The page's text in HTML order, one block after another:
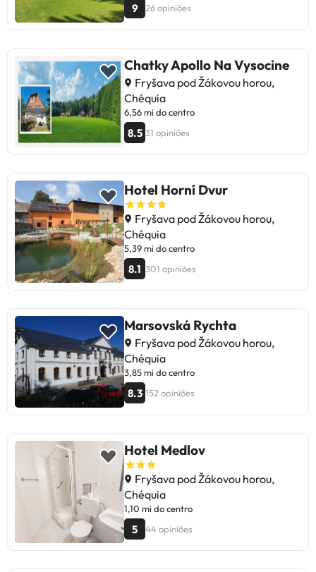
9 26 opiniões
Chatky Apollo Na Vysocine
Fryšava pod Žákovou horou,
Chéquia
6,56 mi do centro
8.5 31 opiniões
Hotel Horní Dvur
Fryšava pod Žákovou horou,
Chéquia
5,39 mi do centro
8.1 301 opiniões
Marsovská Rychta
Fryšava pod Žákovou horou,
Chéquia
3,85 mi do centro
8.3 152 opiniões
Hotel Medlov
Fryšava pod Žákovou horou,
Chéquia
1,10 mi do centro
5 44 opiniões